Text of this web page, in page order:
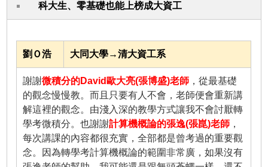
科大生、零基礎也能上榜成大資工
劉Ｏ浩 大同大學→清大資工系
謝謝微積分的David歐大亮(張博盛)老師 ，從最基礎
的觀念慢慢教。而且只要有人不會，老師便會重新講
解這裡的觀念。由淺入深的教學方式讓我不會討厭轉
學考微積分。也謝謝計算機概論的張逸(張崑)老師 ，
每次講課的內容都很充實，全部都是曾考過的重要觀
念。因為轉學考計算機概論的範圍非常廣，如果沒有